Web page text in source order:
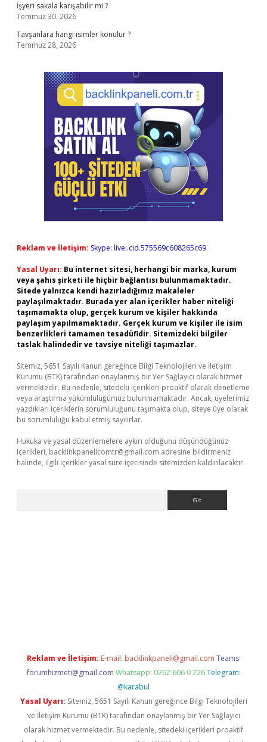
İşyeri sakala karışabilir mi ?
Temmuz 30, 2026
Tavşanlara hangi isimler konulur ?
Temmuz 28, 2026
Reklam ve İletişim: Skype: live:.cid.575569c608265c69
Yasal Uyarı: Bu internet sitesi, herhangi bir marka, kurum
veya şahıs şirketi ile hiçbir bağlantısı bulunmamaktadır.
Sitede yalnızca kendi hazırladığımız makaleler
paylaşılmaktadır. Burada yer alan içerikler haber niteliği
taşımamakta olup, gerçek kurum ve kişiler hakkında
paylaşım yapılmamaktadır. Gerçek kurum ve kişiler ile isim
benzerlikleri tamamen tesadüfidir. Sitemizdeki bilgiler
taslak halindedir ve tavsiye niteliği taşımazlar.
Sitemiz, 5651 Sayılı Kanun gereğince Bilgi Teknolojileri ve İletişim
Kurumu (BTK) tarafından onaylanmış bir Yer Sağlayıcı olarak hizmet
vermektedir. Bu nedenle, sitedeki içerikleri proaktif olarak denetleme
veya araştırma yükümlülüğümüz bulunmamaktadır. Ancak, üyelerimiz
yazdıkları içeriklerin sorumluluğunu taşımakta olup, siteye üye olarak
bu sorumluluğu kabul etmiş sayılırlar.
Hukuka ve yasal düzenlemelere aykırı olduğunu düşündüğünüz
içerikleri, backlinkpanelicomtr@gmail.com adresine bildirmeniz
halinde, ilgili içerikler yasal süre içerisinde sitemizden kaldırılacaktır.
Reklam ve İletişim: E-mail: backlinkpaneli@gmail.com Teams:
forumhizmeti@gmail.com Whatsapp: 0262 606 0 726 Telegram:
@karabul
Yasal Uyarı: Sitemiz, 5651 Sayılı Kanun gereğince Bilgi Teknolojileri
ve İletişim Kurumu (BTK) tarafından onaylanmış bir Yer Sağlayıcı
olarak hizmet vermektedir. Bu nedenle, sitedeki içerikleri proaktif